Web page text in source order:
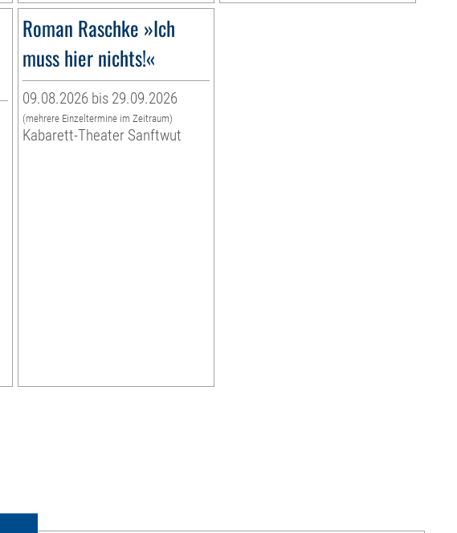
Roman Raschke »Ich
muss hier nichts!«
09.08.2026 bis 29.09.2026
(mehrere Einzeltermine im Zeitraum)
Kabarett-Theater Sanftwut